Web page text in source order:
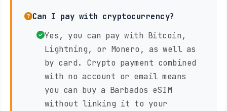
Can I pay with cryptocurrency?
Yes, you can pay with Bitcoin,
Lightning, or Monero, as well as
by card. Crypto payment combined
with no account or email means
you can buy a Barbados eSIM
without linking it to your